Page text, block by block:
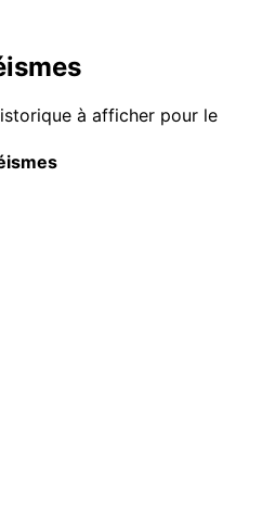
à afficher pour le